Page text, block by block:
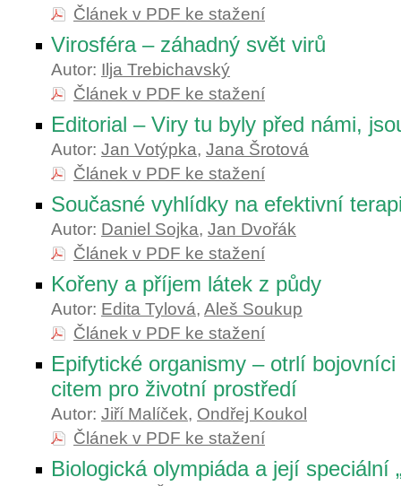
Článek v PDF ke stažení
Virosféra – záhadný svět virů
Autor: Ilja Trebichavský
Článek v PDF ke stažení
Editorial – Viry tu byly před námi,
Autor: Jan Votýpka, Jana Šrotová
Článek v PDF ke stažení
Současné vyhlídky na efektivní
Autor: Daniel Sojka, Jan Dvořák
Článek v PDF ke stažení
Kořeny a příjem látek z půdy
Autor: Edita Tylová, Aleš Soukup
Článek v PDF ke stažení
Epifytické organismy – otrlí
citem pro životní prostředí
Autor: Jiří Malíček, Ondřej Koukol
Článek v PDF ke stažení
Biologická olympiáda a její speciální